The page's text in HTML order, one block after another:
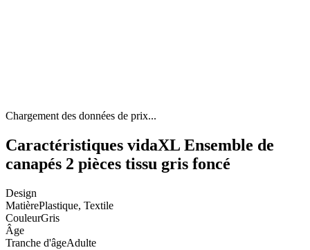
Chargement des données de prix...
Caractéristiques vidaXL Ensemble de
canapés 2 pièces tissu gris foncé
Design
MatièrePlastique, Textile
CouleurGris
Âge
Tranche d'âgeAdulte